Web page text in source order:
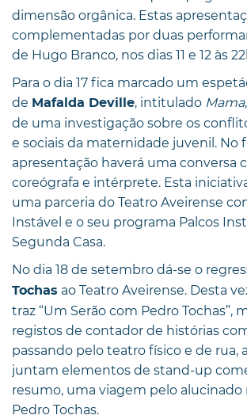
dimensão orgânica. Estas
complementadas por duas
de Hugo Branco, nos dias 11 e 12 às
Para o dia 17 fica marcado um
de Mafalda Deville, intitulado Mama
de uma investigação sobre os
e sociais da maternidade juvenil. No
apresentação haverá uma conversa
coreógrafa e intérprete. Esta
uma parceria do Teatro Aveirense
Instável e o seu programa Palcos
Segunda Casa.
No dia 18 de setembro dá-se o
Tochas ao Teatro Aveirense. Desta
traz “Um Serão com Pedro Tochas”,
registos de contador de histórias
passando pelo teatro físico e de rua,
juntam elementos de stand-up
resumo, uma viagem pelo
Pedro Tochas.